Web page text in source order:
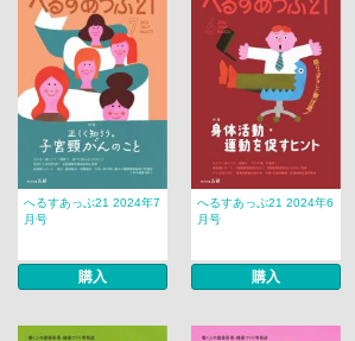
へるすあっぷ21 2024年7
月号
購入
へるすあっぷ21 2024年6
月号
購入